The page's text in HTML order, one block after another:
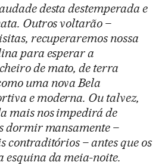
desta destemperada e
Outros voltarão –
recuperaremos nossa
para esperar a
de mato, de terra
uma nova Bela
e moderna. Ou talvez,
mais nos impedirá de
dormir mansamente –
contraditórios – antes que os
esquina da meia-noite.